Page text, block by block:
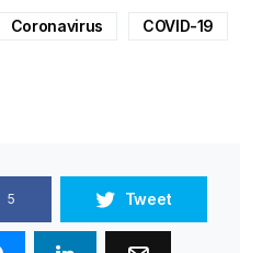
Coronavirus COVID-19
5 Tweet